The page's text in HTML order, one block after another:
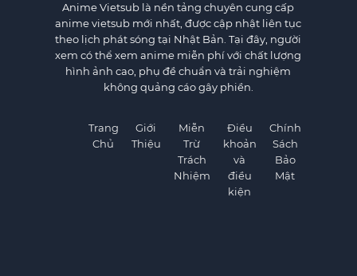
Anime Vietsub là nền tảng chuyên cung cấp
anime vietsub mới nhất, được cập nhật liên tục
theo lịch phát sóng tại Nhật Bản. Tại đây, người
xem có thể xem anime miễn phí với chất lượng
hình ảnh cao, phụ đề chuẩn và trải nghiệm
không quảng cáo gây phiền.
Trang
Chủ
Giới
Thiệu
Miễn
Trừ
Trách
Nhiệm
Điều
khoản
và
điều
kiện
Chính
Sách
Bảo
Mật